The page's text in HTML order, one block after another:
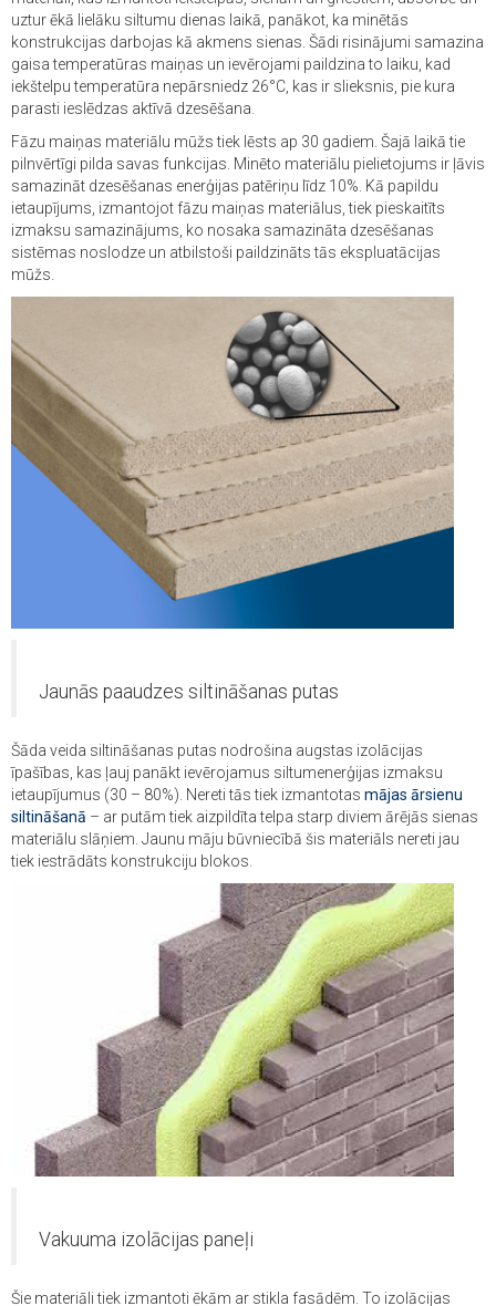
uztur ēkā lielāku siltumu dienas laikā, panākot, ka minētās
konstrukcijas darbojas kā akmens sienas. Šādi risinājumi samazina
gaisa temperatūras maiņas un ievērojami paildzina to laiku, kad
iekštelpu temperatūra nepārsniedz 26°C, kas ir slieksnis, pie kura
parasti ieslēdzas aktīvā dzesēšana.
Fāzu maiņas materiālu mūžs tiek lēsts ap 30 gadiem. Šajā laikā tie
pilnvērtīgi pilda savas funkcijas. Minēto materiālu pielietojums ir ļāvis
samazināt dzesēšanas enerģijas patēriņu līdz 10%. Kā papildu
ietaupījums, izmantojot fāzu maiņas materiālus, tiek pieskaitīts
izmaksu samazinājums, ko nosaka samazināta dzesēšanas
sistēmas noslodze un atbilstoši paildzināts tās ekspluatācijas
mūžs.
Jaunās paaudzes siltināšanas putas
Šāda veida siltināšanas putas nodrošina augstas izolācijas
īpašības, kas ļauj panākt ievērojamus siltumenerģijas izmaksu
ietaupījumus (30 – 80%). Nereti tās tiek izmantotas mājas ārsienu
siltināšanā – ar putām tiek aizpildīta telpa starp diviem ārējās sienas
materiālu slāņiem. Jaunu māju būvniecībā šis materiāls nereti jau
tiek iestrādāts konstrukciju blokos.
Vakuuma izolācijas paneļi
Šie materiāli tiek izmantoti ēkām ar stikla fasādēm. To izolācijas